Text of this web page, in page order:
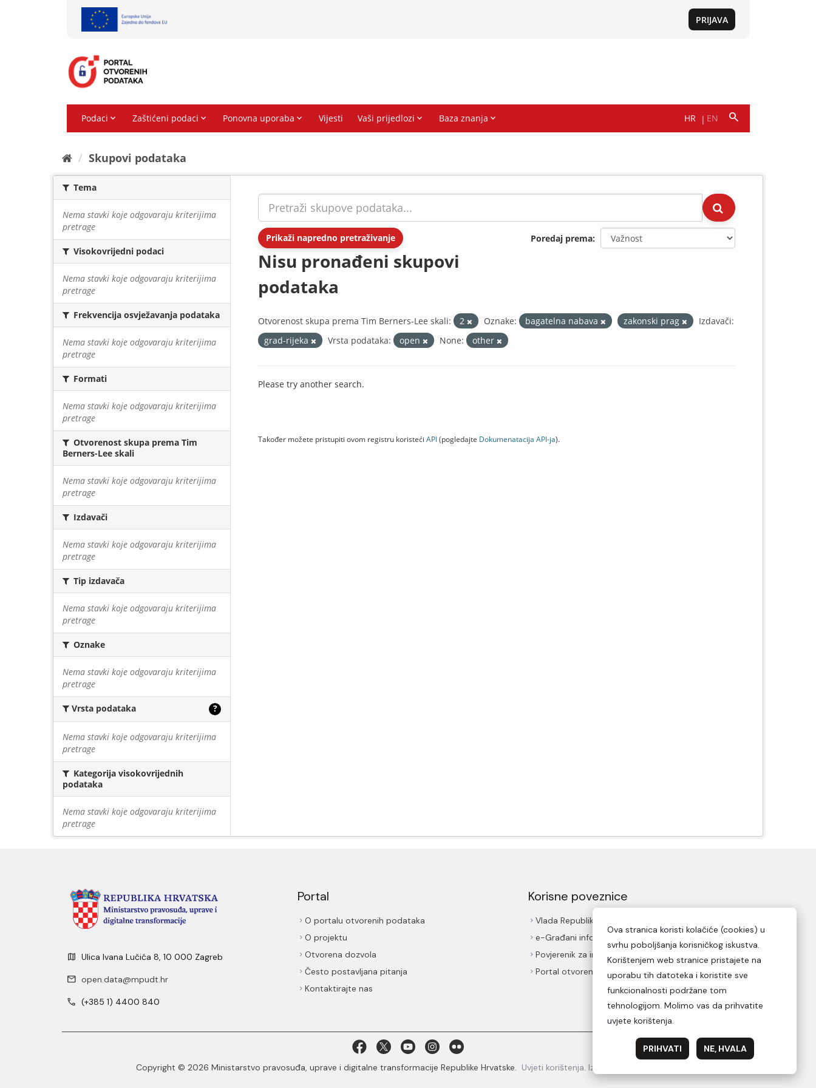
Skupovi podаtаkа
Tema
Nema stavki koje odgovaraju kriterijima
pretrage
Visokovrijedni podaci
Nema stavki koje odgovaraju kriterijima
pretrage
Frekvencija osvježavanja podataka
Nema stavki koje odgovaraju kriterijima
pretrage
Formati
Nema stavki koje odgovaraju kriterijima
pretrage
Otvorenost skupa prema Tim
Berners-Lee skali
Nema stavki koje odgovaraju kriterijima
pretrage
Izdavači
Nema stavki koje odgovaraju kriterijima
pretrage
Tip izdavača
Nema stavki koje odgovaraju kriterijima
pretrage
Oznake
Nema stavki koje odgovaraju kriterijima
pretrage
Vrsta podataka ?
Nema stavki koje odgovaraju kriterijima
pretrage
Kategorija visokovrijednih
podataka
Nema stavki koje odgovaraju kriterijima
pretrage
Prikaži napredno pretraživanje Poredaj prema
Nisu pronađeni skupovi
podataka
Otvorenost skupa prema Tim Berners-Lee skali: 2 Oznake: bagatelna nabava zakonski prag
Izdavači:
grad-rijeka
Vrsta podataka: open None: other
Please try another search.
Također možete pristupiti ovom registru koristeći API(pogledajte Dokumenаtаcijа API-jа).